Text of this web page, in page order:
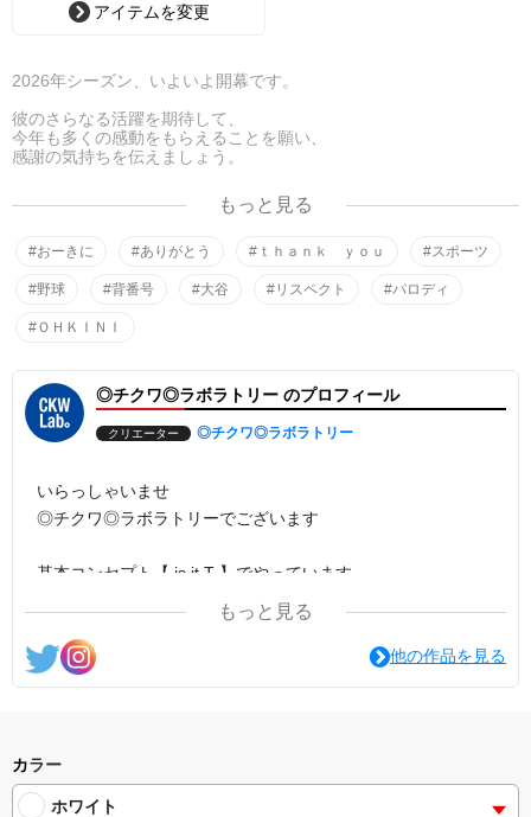
アイテムを変更
2026年シーズン、いよいよ開幕です。
彼のさらなる活躍を期待して、
今年も多くの感動をもらえることを願い、
感謝の気持ちを伝えましょう。
前作をベースに、ほんの少しブラッシュアップしました。
もっと見る
#おーきに #ありがとう #ｔｈａｎｋ ｙｏｕ #スポーツ
#野球 #背番号 #大谷 #リスペクト #パロディ
#ＯＨＫＩＮＩ
◎チクワ◎ラボラトリー のプロフィール
クリエーター ◎チクワ◎ラボラトリー
いらっしゃいませ
◎チクワ◎ラボラトリーでございます
基本コンセプト【 is it.T 】でやっています
見た人が、思わず『イジりたい』と思ってしまうような
どうぞ、ごゆっくり ご覧ください
もっと見る
他の作品を見る
カラー
ホワイト